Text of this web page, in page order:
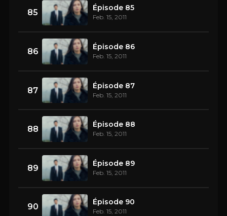
85 Épisode 85
Feb. 15, 2011
86 Épisode 86
Feb. 15, 2011
87 Épisode 87
Feb. 15, 2011
88 Épisode 88
Feb. 15, 2011
89 Épisode 89
Feb. 15, 2011
90 Épisode 90
Feb. 15, 2011